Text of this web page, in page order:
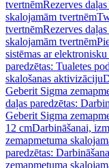
tvertnēmRezerves
skalojamām tvertnēm
tvertnēmRezerves
skalojamām tvertnēm
sistēmas ar
paredzētas: Tualetes
skalošanas aktivizāciju
Geberit Sigma
daļas paredzētas:
Geberit Sigma
12 cmDarbināšanai,
zemapmetuma
paredzētas:
zemapmetuma